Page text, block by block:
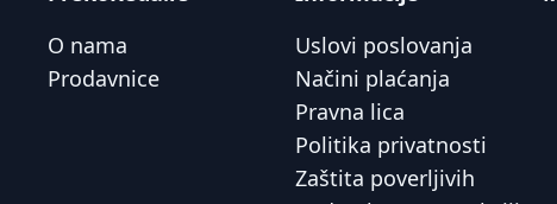
O nama
Prodavnice
Uslovi poslovanja
Načini plaćanja
Pravna lica
Politika privatnosti
Zaštita poverljivih